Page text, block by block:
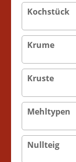
Kochstück
Krume
Kruste
Mehltypen
Nullteig